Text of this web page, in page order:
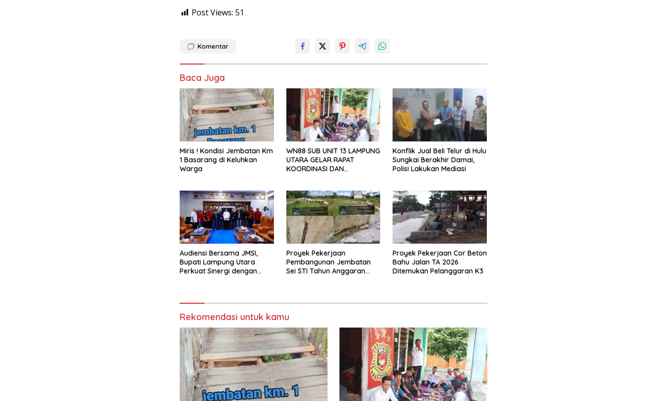
Post Views: 51
Komentar
Baca Juga
Miris ! Kondisi Jembatan Km
1 Basarang di Keluhkan
Warga
WN88 SUB UNIT 13 LAMPUNG
UTARA GELAR RAPAT
KOORDINASI DAN
Konflik Jual Beli Telur di Hulu
Sungkai Berakhir Damai,
Polisi Lakukan Mediasi
Audiensi Bersama JMSI,
Bupati Lampung Utara
Perkuat Sinergi dengan
Proyek Pekerjaan
Pembangunan Jembatan
Sei STI Tahun Anggaran
Proyek Pekerjaan Cor Beton
Bahu Jalan TA 2026
Ditemukan Pelanggaran K3
Rekomendasi untuk kamu